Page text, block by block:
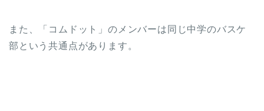
また、「コムドット」のメンバーは同じ中学のバスケ
部という共通点があります。